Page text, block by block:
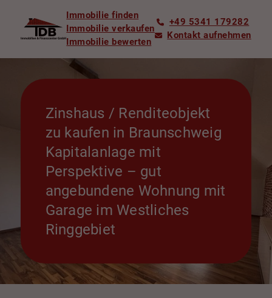
Immobilie finden
Immobilie verkaufen
Immobilie bewerten
+49 5341 179282
Kontakt aufnehmen
Zinshaus / Renditeobjekt
zu kaufen in Braunschweig
Kapitalanlage mit
Perspektive – gut
angebundene Wohnung mit
Garage im Westliches
Ringgebiet